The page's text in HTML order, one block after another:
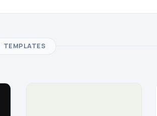
TEMPLATES